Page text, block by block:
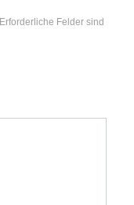
Erforderliche Felder sind